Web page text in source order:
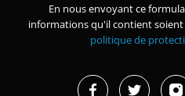
En nous envoyant ce
informations qu'il contient
politique de